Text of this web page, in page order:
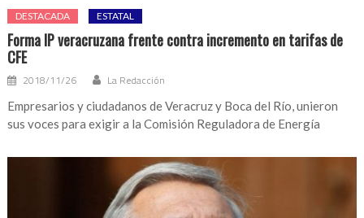
DESTACADA ESTATAL
Forma IP veracruzana frente contra incremento en tarifas de
CFE
2018/11/26 La Redacción
Empresarios y ciudadanos de Veracruz y Boca del Río, unieron
sus voces para exigir a la Comisión Reguladora de Energía